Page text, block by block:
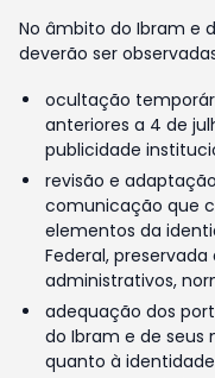
No âmbito do Ibram e
deverão ser
ocultação
anteriores a 4 de
publicidade
revisão e
comunicação que
elementos da
Federal,
administrativos,
adequação dos
do Ibram e de seus
quanto à